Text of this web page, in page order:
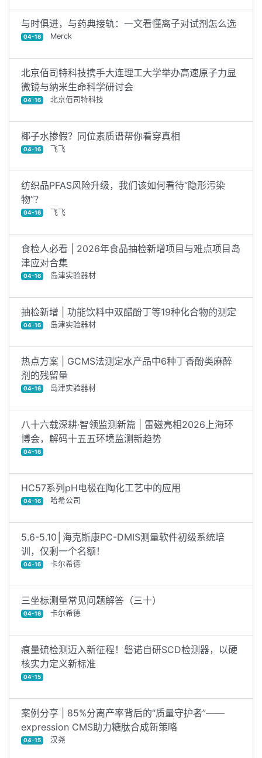
与时俱进，与药典接轨：一文看懂离子对试剂怎么选
04-16 Merck
北京佰司特科技携手大连理工大学举办高速原子力显
微镜与纳米生命科学研讨会
04-16 北京佰司特科技
椰子水掺假？同位素质谱帮你看穿真相
04-16 飞飞
纺织品PFAS风险升级，我们该如何看待“隐形污染
物”？
04-16 飞飞
食检人必看 | 2026年食品抽检新增项目与难点项目岛
津应对合集
04-16 岛津实验器材
抽检新增 | 功能饮料中双醋酚丁等19种化合物的测定
04-16 岛津实验器材
热点方案 | GCMS法测定水产品中6种丁香酚类麻醉
剂的残留量
04-16 岛津实验器材
八十六载深耕·智领监测新篇 | 雷磁亮相2026上海环
博会，解码十五五环境监测新趋势
04-16
HC57系列pH电极在陶化工艺中的应用
04-16 哈希公司
5.6-5.10│海克斯康PC-DMIS测量软件初级系统培
训，仅剩一个名额！
04-16 卡尔希德
三坐标测量常见问题解答（三十）
04-16 卡尔希德
痕量硫检测迈入新征程！磐诺自研SCD检测器，以硬
核实力定义新标准
04-15
案例分享 | 85%分离产率背后的“质量守护者”——
expression CMS助力糖肽合成新策略
04-15 汉尧